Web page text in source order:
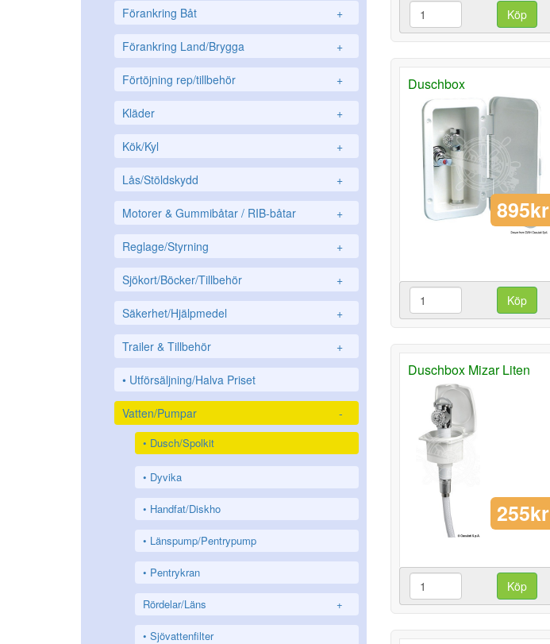
Förankring Båt +
Förankring Land/Brygga +
Förtöjning rep/tillbehör +
Kläder +
Kök/Kyl +
Lås/Stöldskydd +
Motorer & Gummibåtar / RIB-båtar +
Reglage/Styrning +
Sjökort/Böcker/Tillbehör +
Säkerhet/Hjälpmedel +
Trailer & Tillbehör +
Utförsäljning/Halva Priset
Vatten/Pumpar -
Dusch/Spolkit
Dyvika
Handfat/Diskho
Länspump/Pentrypump
Pentrykran
Rördelar/Läns +
Sjövattenfilter
Köp
Duschbox
895kr
Köp
Duschbox Mizar Liten
255kr
Köp